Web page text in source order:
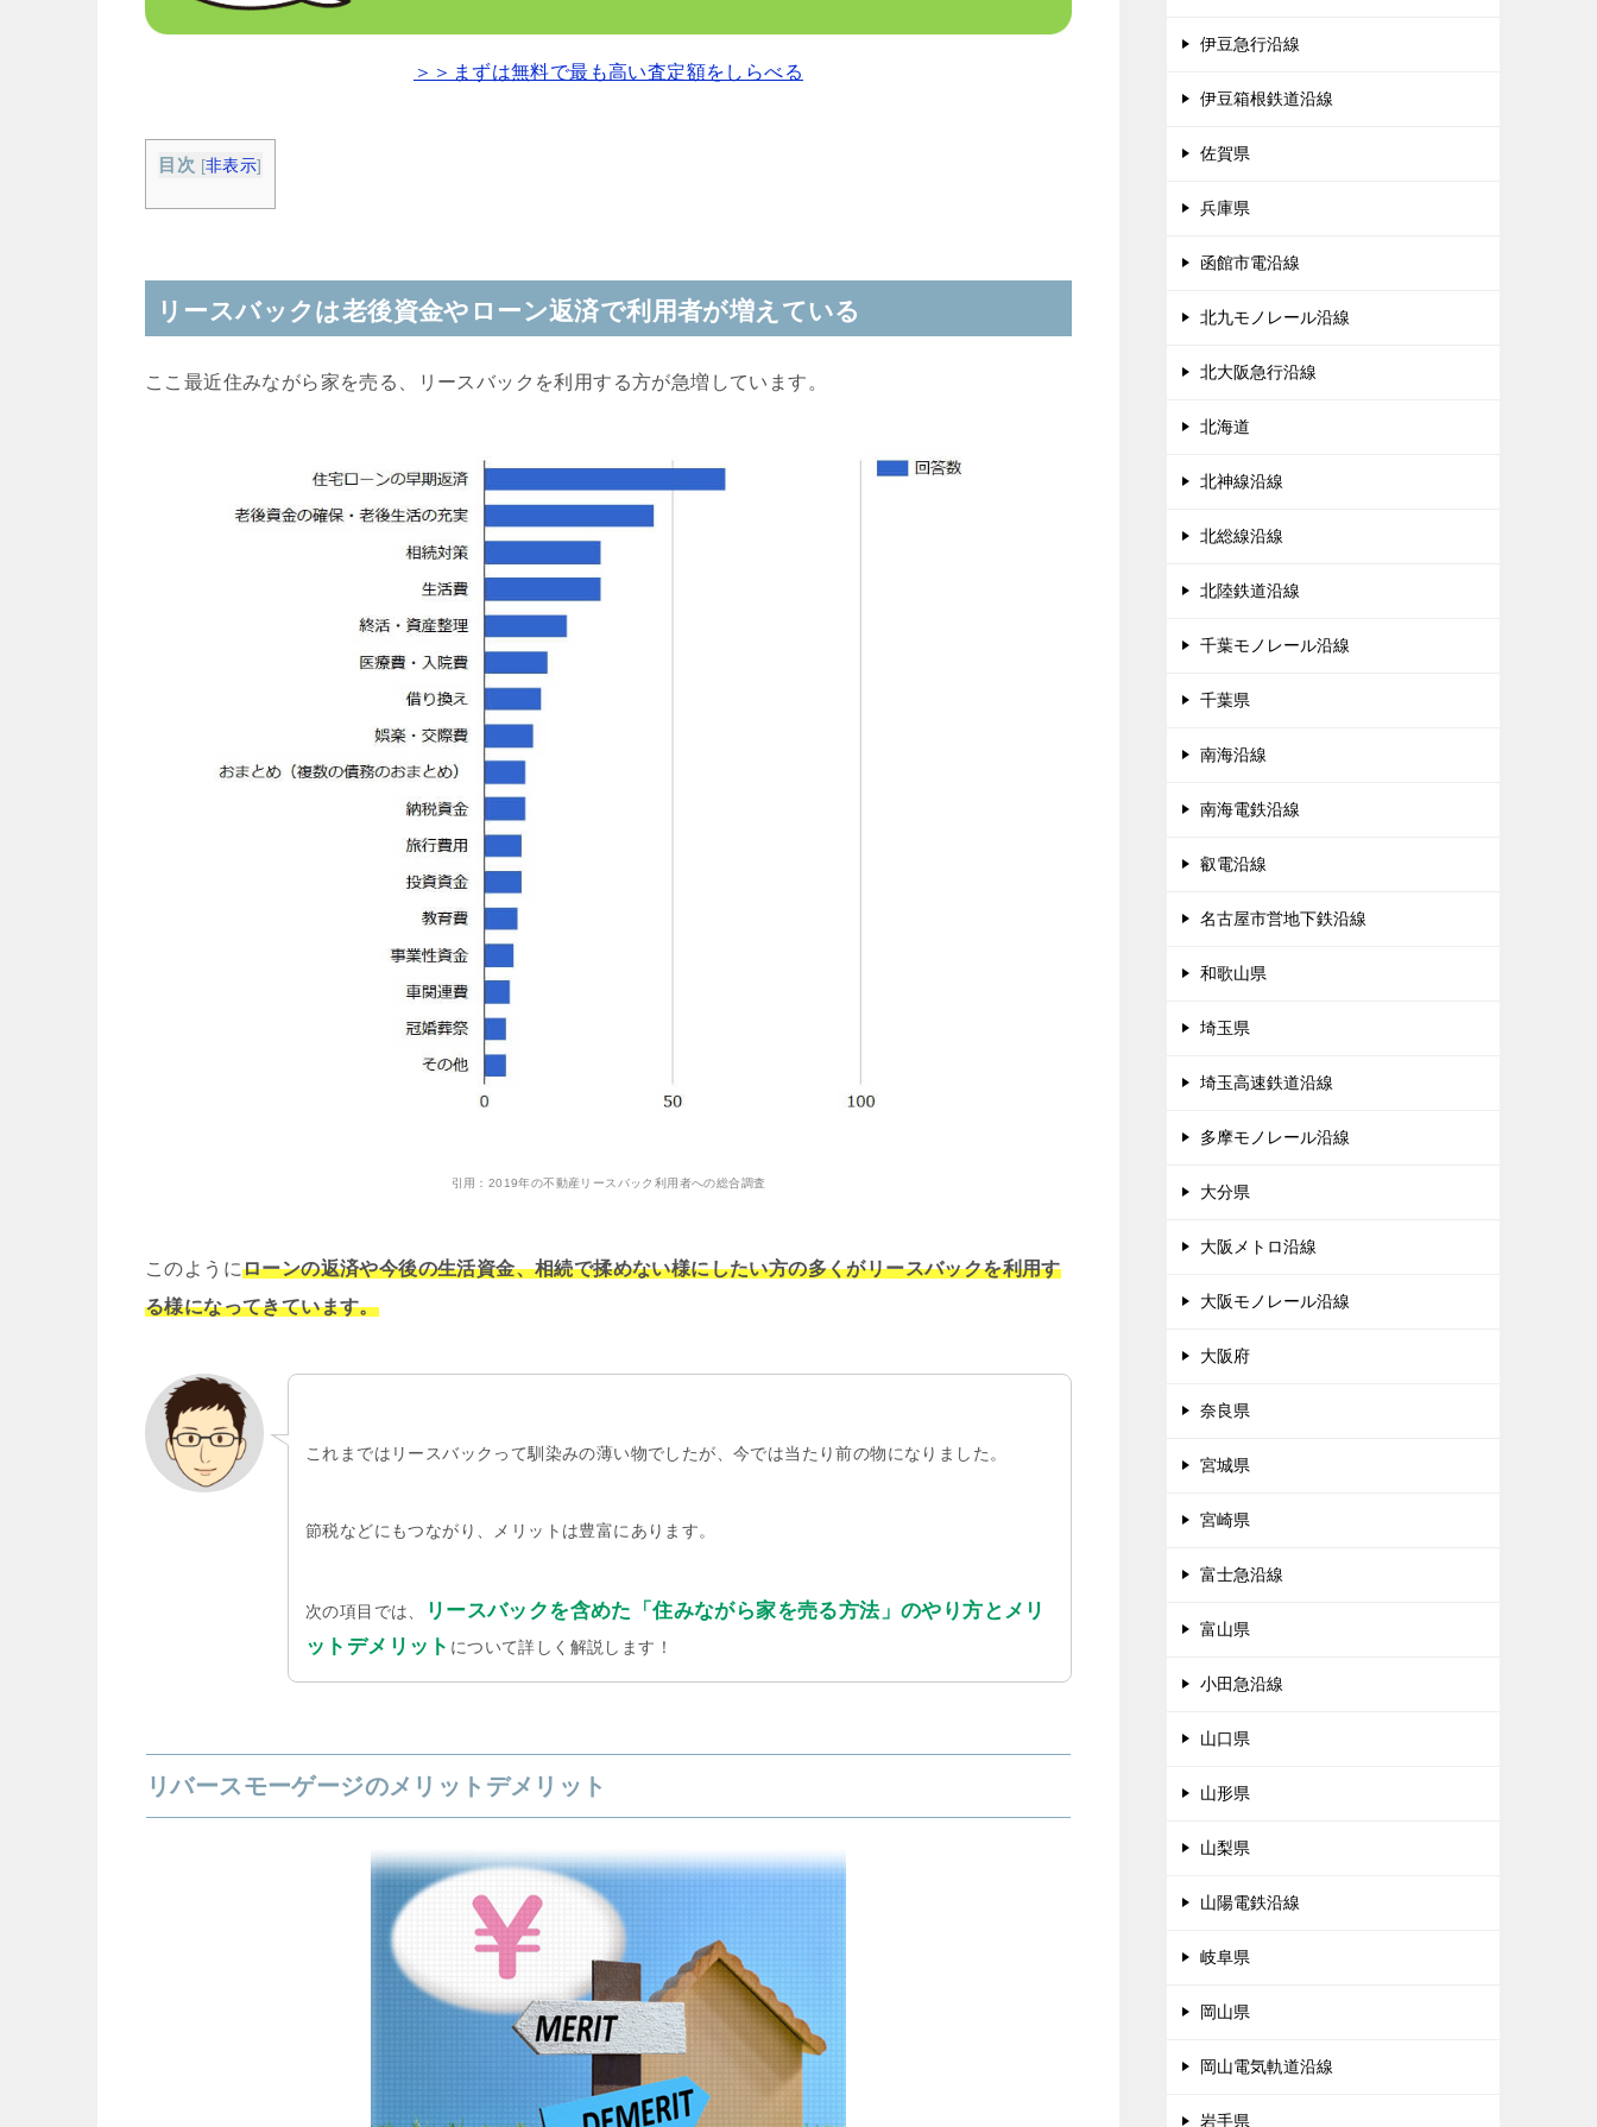
＞＞まずは無料で最も高い査定額をしらべる
目次 [非表示]
リースバックは老後資金やローン返済で利用者が増えている
ここ最近住みながら家を売る、リースバックを利用する方が急増しています。
引用： 2019年の不動産リースバック利用者への総合調査
このようにローンの返済や今後の生活資金、相続で揉めない様にしたい方の多くがリースバックを利用す
る様になってきています。
これまではリースバックって馴染みの薄い物でしたが、今では当たり前の物になりました。
節税などにもつながり、メリットは豊富にあります。
次の項目では、
リースバックを含めた「住みながら家を売る方法」のやり方とメリ
ットデメリット について詳しく解説します！
リバースモーゲージのメリットデメリット
伊豆急行沿線
伊豆箱根鉄道沿線
佐賀県
兵庫県
函館市電沿線
北九モノレール沿線
北大阪急行沿線
北海道
北神線沿線
北総線沿線
北陸鉄道沿線
千葉モノレール沿線
千葉県
南海沿線
南海電鉄沿線
叡電沿線
名古屋市営地下鉄沿線
和歌山県
埼玉県
埼玉高速鉄道沿線
多摩モノレール沿線
大分県
大阪メトロ沿線
大阪モノレール沿線
大阪府
奈良県
宮城県
宮崎県
富士急沿線
富山県
小田急沿線
山口県
山形県
山梨県
山陽電鉄沿線
岐阜県
岡山県
岡山電気軌道沿線
岩手県